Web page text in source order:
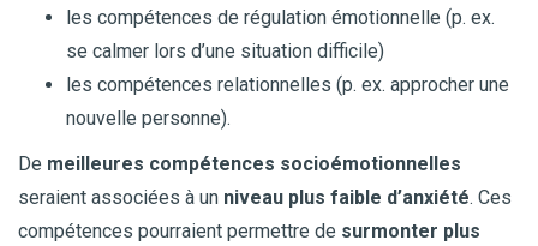
les compétences de régulation émotionnelle (p. ex.
se calmer lors d’une situation difficile)
les compétences relationnelles (p. ex. approcher une
nouvelle personne).
De meilleures compétences socioémotionnelles
seraient associées à un niveau plus faible d’anxiété. Ces
compétences pourraient permettre de surmonter plus